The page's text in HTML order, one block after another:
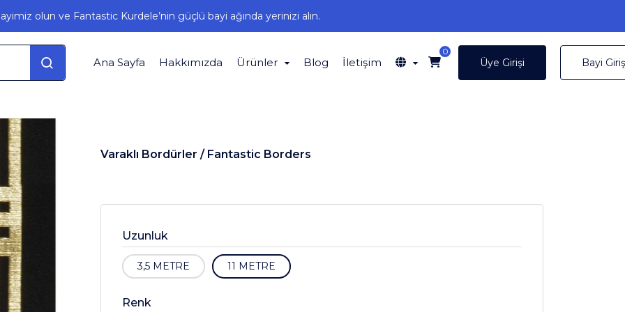
olun ve Fantastic Kurdele’nin güçlü bayi ağında yerinizi alın.
Ana Sayfa Hakkımızda Ürünler Blog İletişim
0
Üye Girişi Bayi
Varaklı Bordürler / Fantastic Borders
Uzunluk
3,5 METRE 11 METRE
Renk